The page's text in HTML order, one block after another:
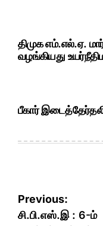
திமுக எம்.எல்.ஏ.
வழங்கியது
பீகார்
Post
navigation
Previous:
சி.பி.எஸ்.இ : 6-ம்